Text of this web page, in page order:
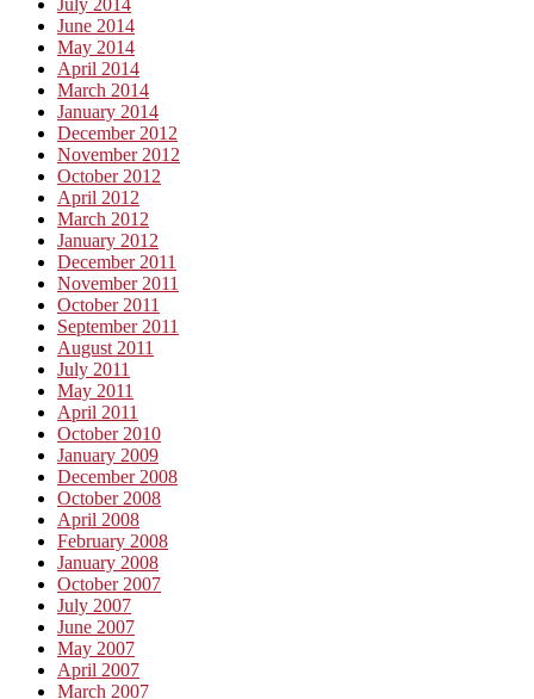
July 2014
June 2014
May 2014
April 2014
March 2014
January 2014
December 2012
November 2012
October 2012
April 2012
March 2012
January 2012
December 2011
November 2011
October 2011
September 2011
August 2011
July 2011
May 2011
April 2011
October 2010
January 2009
December 2008
October 2008
April 2008
February 2008
January 2008
October 2007
July 2007
June 2007
May 2007
April 2007
March 2007